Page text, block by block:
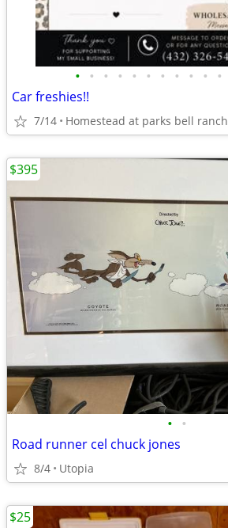
• • • • • • • • • • •
Car freshies!!
7/14 Homestead at parks bell ranch
• •
Road runner cel chuck jones
8/4 Utopia
$395
$25